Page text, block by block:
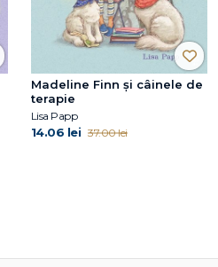
Madeline Finn și câinele de
terapie
Lisa Papp
14.06 lei 37.00 lei